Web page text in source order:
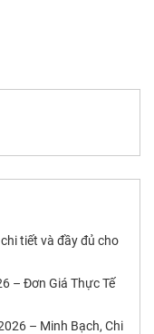
tiết và đầy đủ cho
– Đơn Giá Thực Tế
– Minh Bạch, Chi